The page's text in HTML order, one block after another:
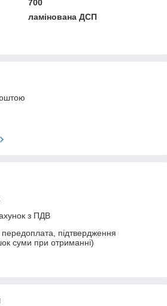
700
ламінована ДСП
з ПДВ
підтвердження
суми при отриманні)